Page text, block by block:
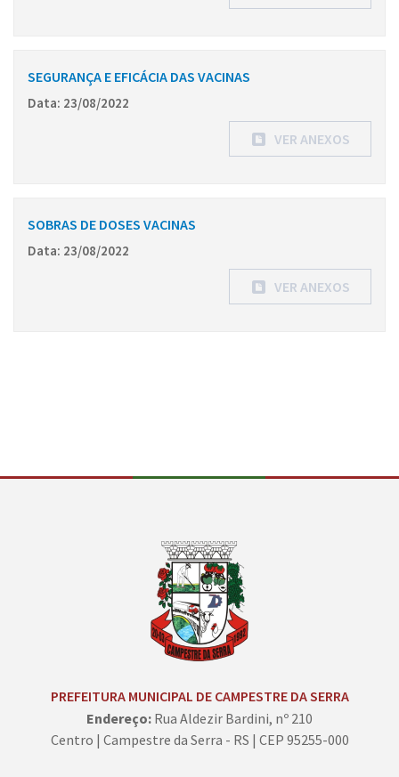
SEGURANÇA E EFICÁCIA DAS VACINAS
Data: 23/08/2022
VER ANEXOS
SOBRAS DE DOSES VACINAS
Data: 23/08/2022
VER ANEXOS
PREFEITURA MUNICIPAL DE CAMPESTRE DA SERRA
Endereço: Rua Aldezir Bardini, nº 210
Centro | Campestre da Serra - RS | CEP 95255-000